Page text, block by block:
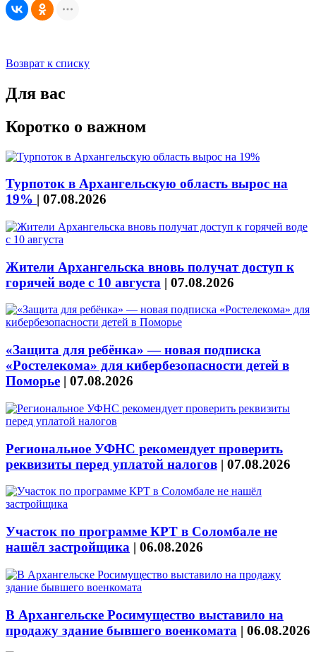
Возврат к списку
Для вас
Коротко о важном
Турпоток в Архангельскую область вырос на
19% | 07.08.2026
Жители Архангельска вновь получат доступ к
горячей воде с 10 августа | 07.08.2026
«Защита для ребёнка» — новая подписка
«Ростелекома» для кибербезопасности детей в
Поморье | 07.08.2026
Региональное УФНС рекомендует проверить
реквизиты перед уплатой налогов | 07.08.2026
Участок по программе КРТ в Соломбале не
нашёл застройщика | 06.08.2026
В Архангельске Росимущество выставило на
продажу здание бывшего военкомата | 06.08.2026